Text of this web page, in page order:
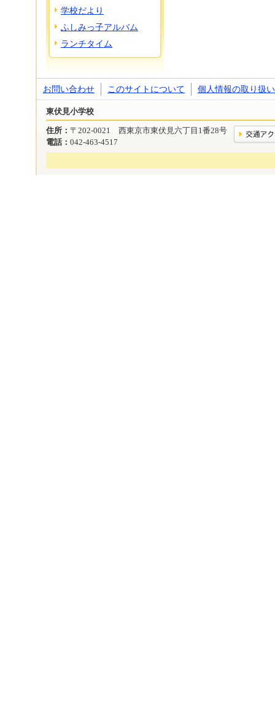
学校だより
ふしみっ子アルバム
ランチタイム
お問い合わせ このサイトについて 個人情報の取り扱い
東伏見小学校
住所： 〒202-0021 西東京市東伏見六丁目1番28号
電話： 042-463-4517